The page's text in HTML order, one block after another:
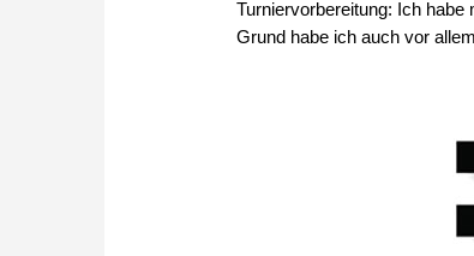
Turniervorbereitung: Ich
Grund habe ich auch vor